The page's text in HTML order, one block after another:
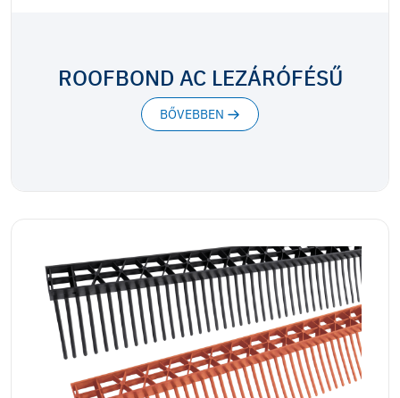
ROOFBOND AC LEZÁRÓFÉSŰ
BŐVEBBEN